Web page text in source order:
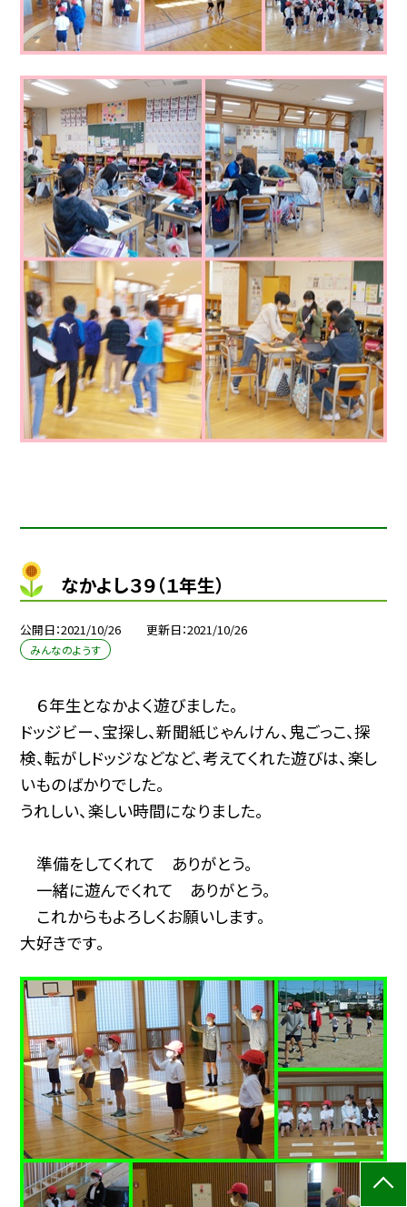
なかよし３９（１年生）
公開日 2021/10/26 更新日 2021/10/26
みんなのようす
６年生となかよく遊びました。
ドッジビー、宝探し、新聞紙じゃんけん、鬼ごっこ、探
検、転がしドッジなどなど、考えてくれた遊びは、楽し
いものばかりでした。
うれしい、楽しい時間になりました。
準備をしてくれて ありがとう。
一緒に遊んでくれて ありがとう。
これからもよろしくお願いします。
大好きです。